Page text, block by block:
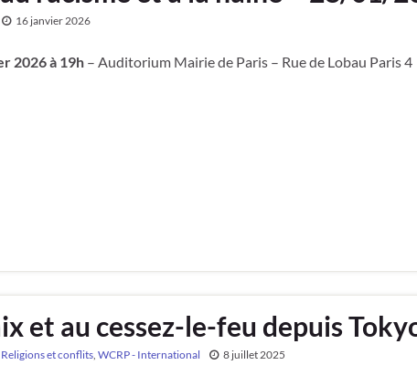
16 janvier 2026
2026 à 19h – Auditorium Mairie de Paris – Rue de Lobau Paris 4
et au cessez-le-feu depuis
Religions et conflits, WCRP - International 8 juillet 2025